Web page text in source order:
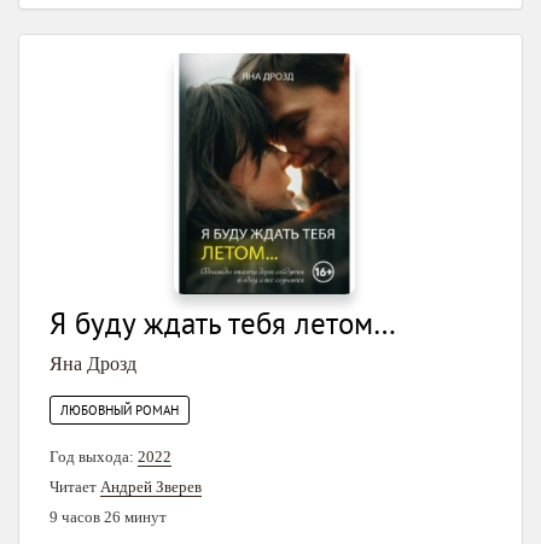
Я буду ждать тебя летом…
Яна Дрозд
ЛЮБОВНЫЙ РОМАН
Год выхода: 2022
Читает Андрей Зверев
9 часов 26 минут